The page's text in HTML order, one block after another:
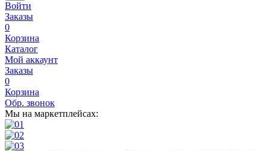
Войти
Заказы
0
Корзина
Каталог
Мой аккаунт
Заказы
0
Корзина
Обр. звонок
Мы на маркетплейсах: